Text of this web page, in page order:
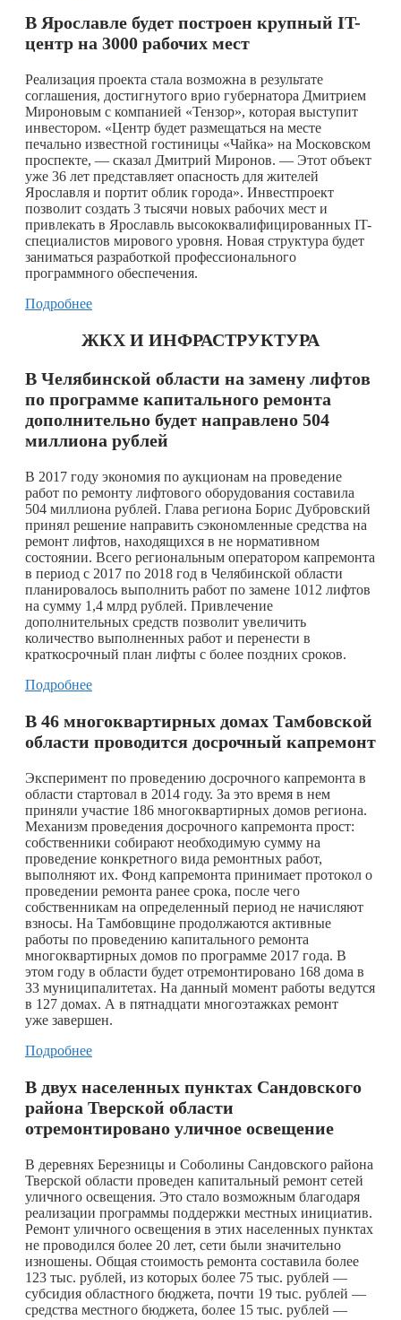
В Ярославле будет построен крупный IT-
центр на 3000 рабочих мест
Реализация проекта стала возможна в результате
соглашения, достигнутого врио губернатора Дмитрием
Мироновым с компанией «Тензор», которая выступит
инвестором. «Центр будет размещаться на месте
печально известной гостиницы «Чайка» на Московском
проспекте, — сказал Дмитрий Миронов. — Этот объект
уже 36 лет представляет опасность для жителей
Ярославля и портит облик города». Инвестпроект
позволит создать 3 тысячи новых рабочих мест и
привлекать в Ярославль высококвалифицированных IT-
специалистов мирового уровня. Новая структура будет
заниматься разработкой профессионального
программного обеспечения.
Подробнее
ЖКХ И ИНФРАСТРУКТУРА
В Челябинской области на замену лифтов
по программе капитального ремонта
дополнительно будет направлено 504
миллиона рублей
В 2017 году экономия по аукционам на проведение
работ по ремонту лифтового оборудования составила
504 миллиона рублей. Глава региона Борис Дубровский
принял решение направить сэкономленные средства на
ремонт лифтов, находящихся в не нормативном
состоянии. Всего региональным оператором капремонта
в период с 2017 по 2018 год в Челябинской области
планировалось выполнить работ по замене 1012 лифтов
на сумму 1,4 млрд рублей. Привлечение
дополнительных средств позволит увеличить
количество выполненных работ и перенести в
краткосрочный план лифты с более поздних сроков.
Подробнее
В 46 многоквартирных домах Тамбовской
области проводится досрочный капремонт
Эксперимент по проведению досрочного капремонта в
области стартовал в 2014 году. За это время в нем
приняли участие 186 многоквартирных домов региона.
Механизм проведения досрочного капремонта прост:
собственники собирают необходимую сумму на
проведение конкретного вида ремонтных работ,
выполняют их. Фонд капремонта принимает протокол о
проведении ремонта ранее срока, после чего
собственникам на определенный период не начисляют
взносы. На Тамбовщине продолжаются активные
работы по проведению капитального ремонта
многоквартирных домов по программе 2017 года. В
этом году в области будет отремонтировано 168 дома в
33 муниципалитетах. На данный момент работы ведутся
в 127 домах. А в пятнадцати многоэтажках ремонт
уже завершен.
Подробнее
В двух населенных пунктах Сандовского
района Тверской области
отремонтировано уличное освещение
В деревнях Березницы и Соболины Сандовского района
Тверской области проведен капитальный ремонт сетей
уличного освещения. Это стало возможным благодаря
реализации программы поддержки местных инициатив.
Ремонт уличного освещения в этих населенных пунктах
не проводился более 20 лет, сети были значительно
изношены. Общая стоимость ремонта составила более
123 тыс. рублей, из которых более 75 тыс. рублей —
субсидия областного бюджета, почти 19 тыс. рублей —
средства местного бюджета, более 15 тыс. рублей —